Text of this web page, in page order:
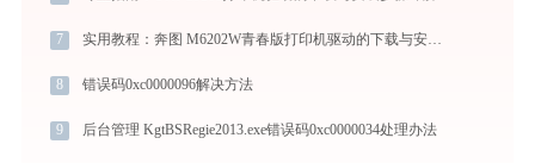
7 实用教程：奔图 M6202W青春版打印机驱动的下载与安装技巧
8 错误码0xc0000096解决方法
9 后台管理 KgtBSRegie2013.exe错误码0xc0000034处理办法